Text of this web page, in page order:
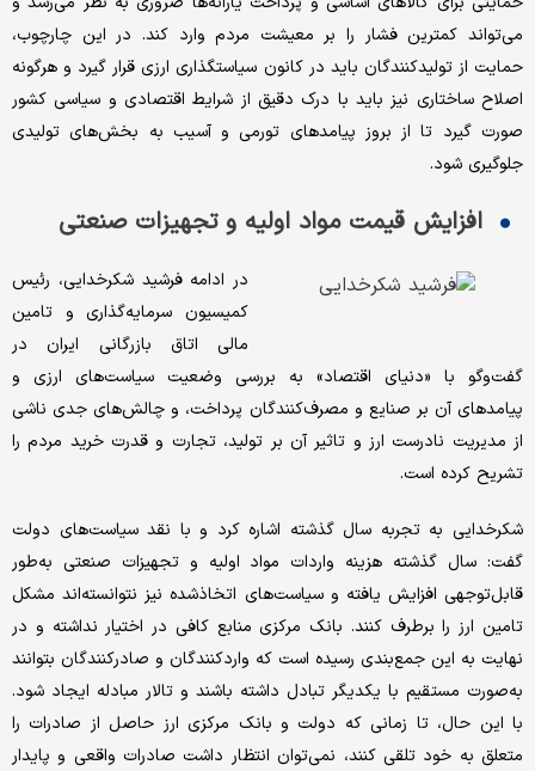
می‌تواند کمترین فشار را بر معیشت مردم وارد کند. در این چارچوب،
حمایت از تولیدکنندگان باید در کانون سیاستگذاری ارزی قرار گیرد و هرگونه
اصلاح ساختاری نیز باید با درک دقیق از شرایط اقتصادی و سیاسی کشور
صورت گیرد تا از بروز پیامدهای تورمی و آسیب به بخش‌های تولیدی
جلوگیری شود.
افزایش قیمت مواد اولیه و تجهیزات صنعتی
در ادامه فرشید شکرخدایی، رئیس
کمیسیون سرمایه‌گذاری و تامین
مالی اتاق بازرگانی ایران در
گفت‌‌وگو با «دنیای اقتصاد» به بررسی وضعیت سیاست‌های ارزی و
پیامدهای آن بر صنایع و مصرف‌کنندگان پرداخت، و چالش‌های جدی ناشی
از مدیریت نادرست ارز و تاثیر آن بر تولید، تجارت و قدرت خرید مردم را
تشریح کرده است.
شکرخدایی به تجربه سال گذشته اشاره کرد و با نقد سیاست‌های دولت
گفت: سال گذشته هزینه واردات مواد اولیه و تجهیزات صنعتی به‌طور
قابل‌توجهی افزایش یافته و سیاست‌های اتخاذشده نیز نتوانسته‌اند مشکل
تامین ارز را برطرف کنند. بانک مرکزی منابع کافی در اختیار نداشته و در
نهایت به این جمع‌بندی رسیده است که واردکنندگان و صادرکنندگان بتوانند
به‌صورت مستقیم با یکدیگر تبادل داشته باشند و تالار مبادله ایجاد شود.
با این حال، تا زمانی که دولت و بانک مرکزی ارز حاصل از صادرات را
متعلق به خود تلقی کنند، نمی‌توان انتظار داشت صادرات واقعی و پایدار